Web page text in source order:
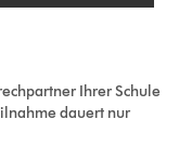
Ihrer Schule
dauert nur